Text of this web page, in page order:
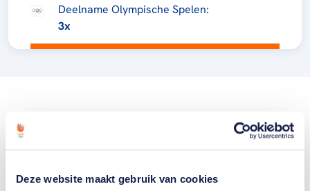
Deze website maakt gebruik van cookies
Deelname Olympische Spelen:
3x